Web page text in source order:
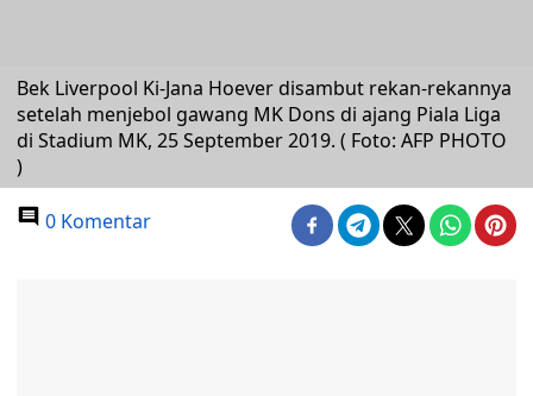
Bek Liverpool Ki-Jana Hoever disambut rekan-rekannya
setelah menjebol gawang MK Dons di ajang Piala Liga
di Stadium MK, 25 September 2019. ( Foto: AFP PHOTO
)
0 Komentar